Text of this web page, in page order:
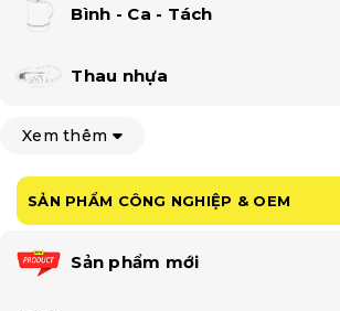
Bình - Ca - Tách
Thau nhựa
Xem thêm
SẢN PHẨM CÔNG NGHIỆP & OEM
Sản phẩm mới